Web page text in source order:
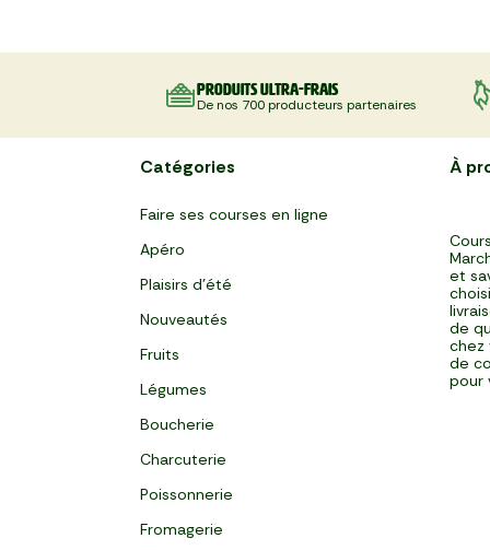
Produits ultra-frais
De nos 700 producteurs partenaires
Catégories
Faire ses courses en ligne
Apéro
Plaisirs d'été
Nouveautés
Fruits
Légumes
Boucherie
Charcuterie
Poissonnerie
Fromagerie
À
et
de
chez
de
pour